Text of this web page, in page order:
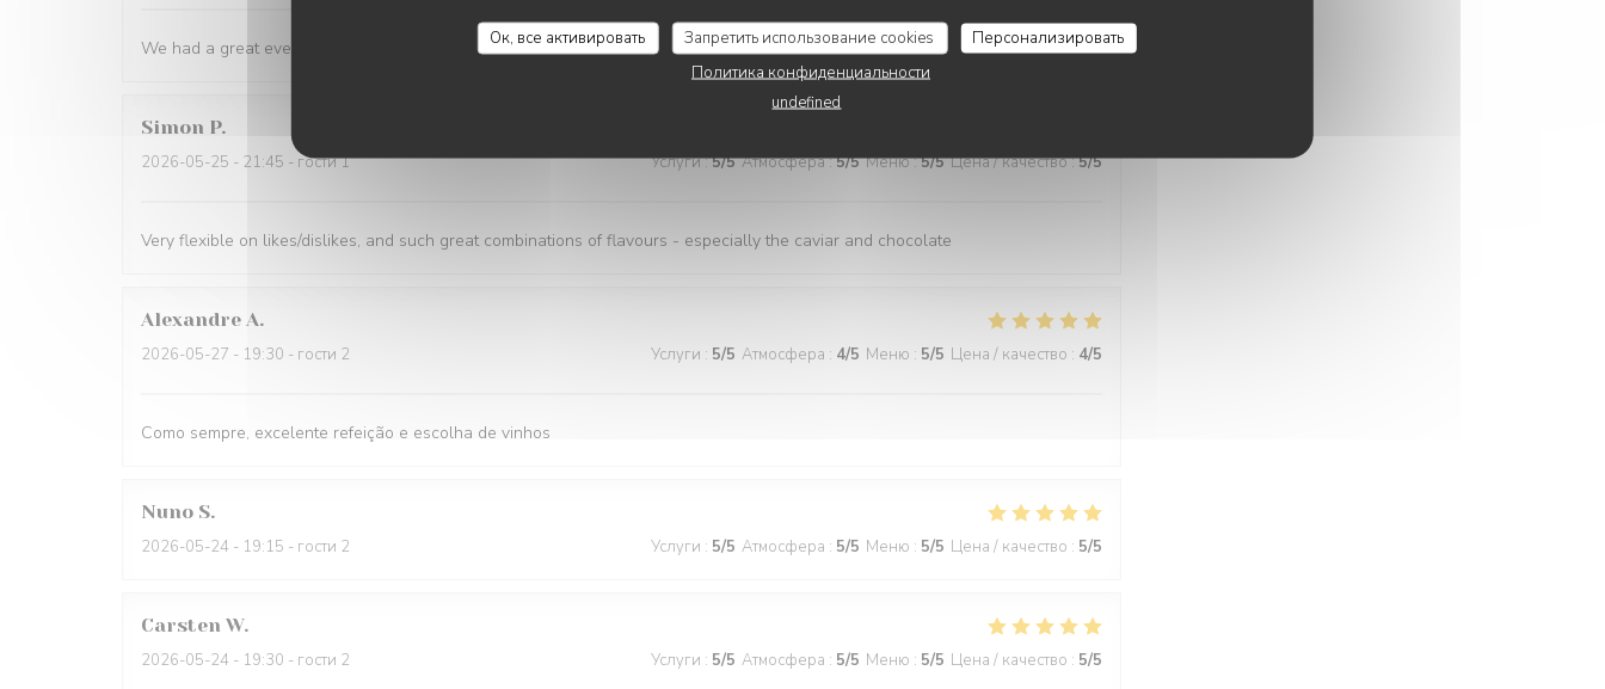
Ок, все активировать Запретить использование cookies
Персонализировать
Политика конфиденциальности
undefined
We had a great evening at Essencial. The staff was wonderful and the food was excellent!
Simon P
2026-05-25 - 21:45 - гости 1 Услуги:5/5 Атмосфера:5/5 Меню:5/5 Цена / качество:5/5
Very flexible on likes/dislikes, and such great combinations of flavours - especially the caviar and chocolate
Alexandre A
2026-05-27 - 19:30 - гости 2 Услуги : 5/5 Атмосфера : 4/5 Меню : 5/5 Цена / качество : 4/5
Como sempre, excelente refeição e escolha de vinhos
Nuno S
2026-05-24 - 19:15 - гости 2 Услуги : 5/5 Атмосфера : 5/5 Меню : 5/5 Цена / качество : 5/5
Carsten W
2026-05-24 - 19:30 - гости 2 Услуги : 5/5 Атмосфера : 5/5 Меню : 5/5 Цена / качество : 5/5